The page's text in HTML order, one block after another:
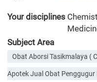
Your disciplines
Subject Area
Obat Aborsi Tasikmalaya (
Apotek Jual Obat